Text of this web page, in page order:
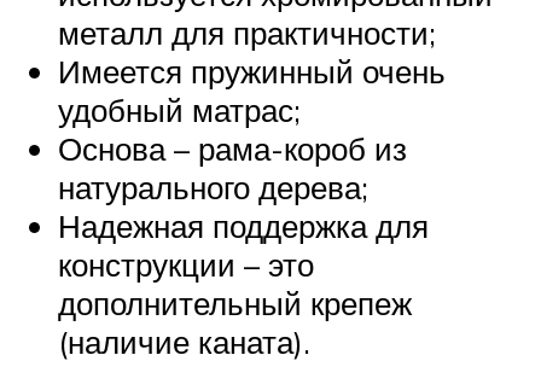
металл для практичности;
Имеется пружинный очень
удобный матрас;
Основа – рама-короб из
натурального дерева;
Надежная поддержка для
конструкции – это
дополнительный крепеж
(наличие каната).